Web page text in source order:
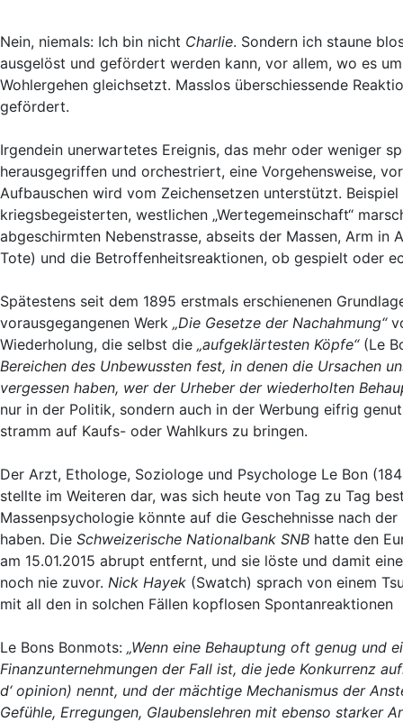
Nein, niemals: Ich bin nicht Charlie. Sondern ich staune
ausgelöst und gefördert werden kann, vor allem, wo es
Wohlergehen gleichsetzt. Masslos überschiessende
gefördert.
Irgendein unerwartetes Ereignis, das mehr oder weniger
herausgegriffen und orchestriert, eine Vorgehensweise,
Aufbauschen wird vom Zeichensetzen unterstützt. Beispiel
kriegsbegeisterten, westlichen „Wertegemeinschaft“
abgeschirmten Nebenstrasse, abseits der Massen, Arm
Tote) und die Betroffenheitsreaktionen, ob gespielt oder
Spätestens seit dem 1895 erstmals erschienenen
vorausgegangenen Werk „Die Gesetze der Nachahmung“
Wiederholung, die selbst die „aufgeklärtesten Köpfe“(Le
Bereichen des Unbewussten fest, in denen die Ursachen
vergessen haben, wer der Urheber der wiederholten
nur in der Politik, sondern auch in der Werbung eifrig
stramm auf Kaufs- oder Wahlkurs zu bringen.
Der Arzt, Ethologe, Soziologe und Psychologe Le Bon
stellte im Weiteren dar, was sich heute von Tag zu Tag
Massenpsychologie könnte auf die Geschehnisse nach
haben. Die Schweizerische Nationalbank SNB hatte den
am 15.01.2015 abrupt entfernt, und sie löste und damit
noch nie zuvor. Nick Hayek (Swatch) sprach von einem
mit all den in solchen Fällen kopflosen Spontanreaktionen
Le Bons Bonmots: „Wenn eine Behauptung oft genug und
Finanzunternehmungen der Fall ist, die jede Konkurrenz
d‘ opinion) nennt, und der mächtige Mechanismus der
Gefühle, Erregungen, Glaubenslehren mit ebenso starker